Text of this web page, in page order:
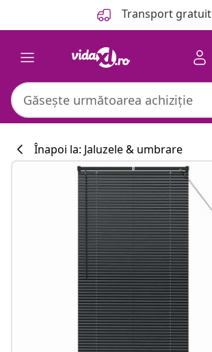
Transport gratuit
Înapoi la: Jaluzele & umbrare